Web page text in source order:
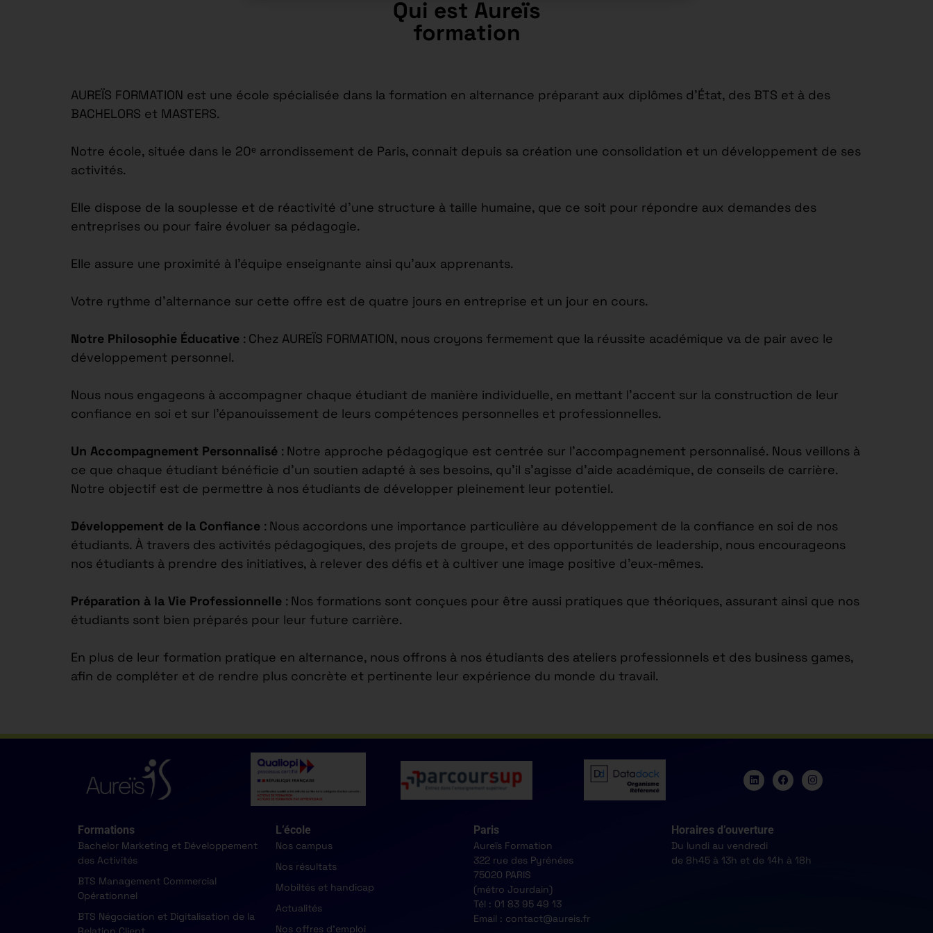
Qui est Aureïs
formation
AUREÏS FORMATION est une école spécialisée dans la formation en alternance préparant aux diplômes d’État, des BTS et à des
BACHELORS et MASTERS.
Notre école, située dans le 20ᵉ arrondissement de Paris, connait depuis sa création une consolidation et un développement de ses
activités.
Elle dispose de la souplesse et de réactivité d’une structure à taille humaine, que ce soit pour répondre aux demandes des
entreprises ou pour faire évoluer sa pédagogie.
Elle assure une proximité à l’équipe enseignante ainsi qu’aux apprenants.
Votre rythme d’alternance sur cette offre est de quatre jours en entreprise et un jour en cours.
Notre Philosophie Éducative : Chez AUREÏS FORMATION, nous croyons fermement que la réussite académique va de pair avec le
développement personnel.
Nous nous engageons à accompagner chaque étudiant de manière individuelle, en mettant l’accent sur la construction de leur
confiance en soi et sur l’épanouissement de leurs compétences personnelles et professionnelles.
Un Accompagnement Personnalisé : Notre approche pédagogique est centrée sur l’accompagnement personnalisé. Nous veillons à
ce que chaque étudiant bénéficie d’un soutien adapté à ses besoins, qu’il s’agisse d’aide académique, de conseils de carrière.
Notre objectif est de permettre à nos étudiants de développer pleinement leur potentiel.
Développement de la Confiance : Nous accordons une importance particulière au développement de la confiance en soi de nos
étudiants. À travers des activités pédagogiques, des projets de groupe, et des opportunités de leadership, nous encourageons
nos étudiants à prendre des initiatives, à relever des défis et à cultiver une image positive d’eux-mêmes.
Préparation à la Vie Professionnelle : Nos formations sont conçues pour être aussi pratiques que théoriques, assurant ainsi que nos
étudiants sont bien préparés pour leur future carrière.
En plus de leur formation pratique en alternance, nous offrons à nos étudiants des ateliers professionnels et des business games,
afin de compléter et de rendre plus concrète et pertinente leur expérience du monde du travail.
Formations
Bachelor Marketing et Développement
des Activités
BTS Management Commercial
Opérationnel
BTS Négociation et Digitalisation de la
L’école
Nos campus
Nos résultats
Mobiltés et handicap
Actualités
Nos offres d'emploi
Paris
Aureïs Formation
322 rue des Pyrénées
75020 PARIS
(métro Jourdain)
Tél : 01 83 95 49 13
Email : contact@aureis.fr
Horaires d’ouverture
Du lundi au vendredi
de 8h45 à 13h et de 14h à 18h